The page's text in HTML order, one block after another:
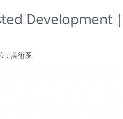
Development
: 美術系